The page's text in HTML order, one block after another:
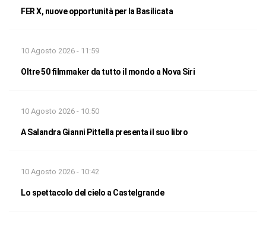
FER X, nuove opportunità per la Basilicata
10 Agosto 2026 - 11:59
Oltre 50 filmmaker da tutto il mondo a Nova Siri
10 Agosto 2026 - 10:50
A Salandra Gianni Pittella presenta il suo libro
10 Agosto 2026 - 10:42
Lo spettacolo del cielo a Castelgrande